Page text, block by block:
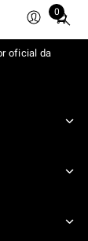
0
Total
items
in
oficial da